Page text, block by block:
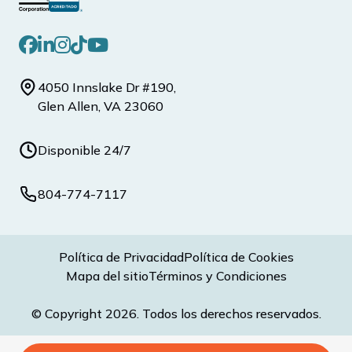
4050 Innslake Dr #190,
Glen Allen, VA 23060
Disponible 24/7
804-774-7117
© Copyright 2026. Todos los derechos reservados.
Política de PrivacidadPolítica de Cookies
Mapa del sitioTérminos y Condiciones